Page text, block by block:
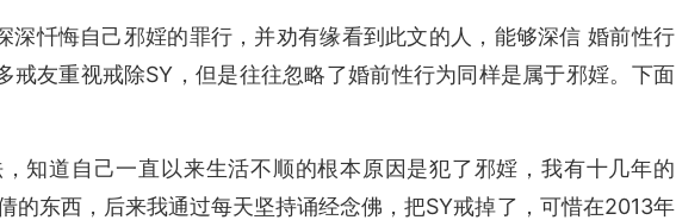
深忏悔自己邪婬的罪行，并劝有缘看到此文的人，能够深信 婚前性行
戒友重视戒除SY，但是往往忽略了婚前性行为同样是属于邪婬。下面
知道自己一直以来生活不顺的根本原因是犯了邪婬，我有十几年的
的东西，后来我通过每天坚持诵经念佛，把SY戒掉了，可惜在2013年